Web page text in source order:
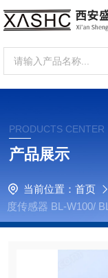
PRODUCTS CENTER
产品展示
当前位置： 首页
度传感器 BL-W100/